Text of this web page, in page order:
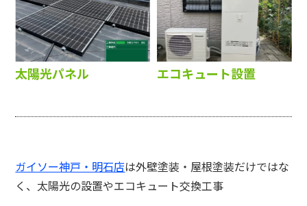
太陽光パネル エコキュート設置
ガイソー神戸・明石店は外壁塗装・屋根塗装だけではな
く、太陽光の設置やエコキュート交換工事